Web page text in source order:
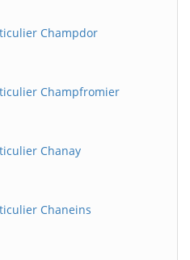
Champdor
Champfromier
Chanay
Chaneins